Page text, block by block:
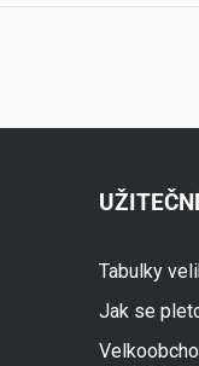
Tabulky
Jak se